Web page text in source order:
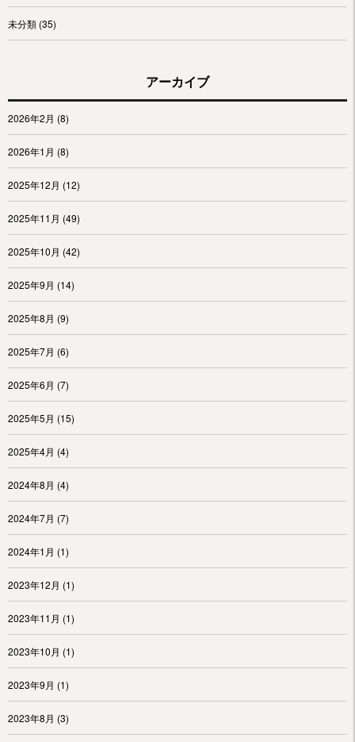
未分類 (35)
アーカイブ
2026年2月 (8)
2026年1月 (8)
2025年12月 (12)
2025年11月 (49)
2025年10月 (42)
2025年9月 (14)
2025年8月 (9)
2025年7月 (6)
2025年6月 (7)
2025年5月 (15)
2025年4月 (4)
2024年8月 (4)
2024年7月 (7)
2024年1月 (1)
2023年12月 (1)
2023年11月 (1)
2023年10月 (1)
2023年9月 (1)
2023年8月 (3)